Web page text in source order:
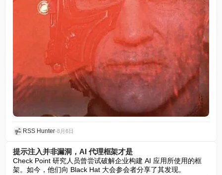
RSS Hunter•8月6日
提示注入并非漏洞，AI 代理框架才是
Check Point 研究人员曾尝试破解企业构建 AI 应用所使用的框
架。如今，他们向 Black Hat 大会参会者分享了其发现。